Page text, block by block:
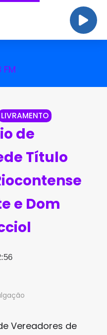
LIVRAMENTO
de
Título
e Dom
Vereadores de